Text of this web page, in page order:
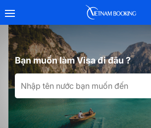
Bạn muốn làm Visa đi đâu ?